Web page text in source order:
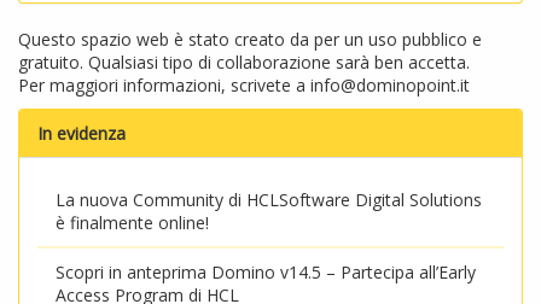
Questo spazio web è stato creato da per un uso pubblico e
gratuito. Qualsiasi tipo di collaborazione sarà ben accetta.
Per maggiori informazioni, scrivete a info@dominopoint.it
In evidenza
La nuova Community di HCLSoftware Digital Solutions
è finalmente online!
Scopri in anteprima Domino v14.5 – Partecipa all’Early
Access Program di HCL